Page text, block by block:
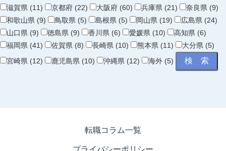
滋賀県 (11)
京都府 (22) 大阪府 (60) 兵庫県 (21)
奈良県 (9)
和歌山県 (9)
鳥取県 (5) 島根県 (5) 岡山県 (19)
広島県 (24)
山口県 (9)
徳島県 (9) 香川県 (6) 愛媛県 (10)
高知県 (6)
福岡県 (41)
佐賀県 (8) 長崎県 (10) 熊本県 (11)
大分県 (5)
宮崎県 (12)
鹿児島県 (10) 沖縄県 (12) 海外 (5)
転職コラム一覧